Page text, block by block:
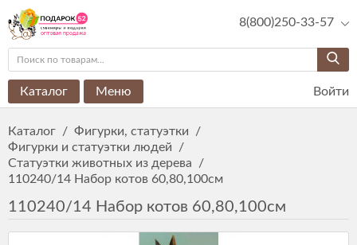
8(800)250-33-57
Каталог Меню Войти
Каталог / Фигурки, статуэтки
/
Фигурки и статуэтки людей
/
Статуэтки животных из дерева
/
110240/14 Набор котов 60,80,100см
110240/14 Набор котов 60,80,100см